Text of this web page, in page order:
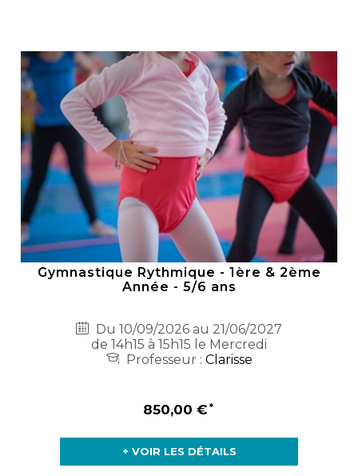
Gymnastique Rythmique - 1ère & 2ème
Année - 5/6 ans
Du 10/09/2026 au 21/06/2027
de 14h15 à 15h15 le Mercredi
Professeur : Clarisse
850,00 €
+ VOIR LES DÉTAILS